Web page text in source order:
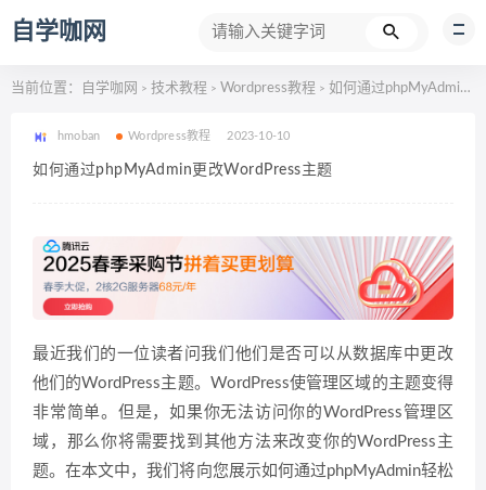
自学咖网
当前位置： 自学咖网 > 技术教程 > Wordpress教程 > 如何通过phpMyAdmin更改WordPress主题
hmoban Wordpress教程 2023-10-10
如何通过phpMyAdmin更改WordPress主题
最近我们的一位读者问我们他们是否可以从数据库中更改
他们的WordPress主题。WordPress使管理区域的主题变得
非常简单。但是，如果你无法访问你的WordPress管理区
域，那么你将需要找到其他方法来改变你的WordPress主
题。在本文中，我们将向您展示如何通过phpMyAdmin轻松